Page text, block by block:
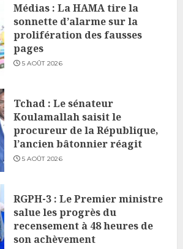
Médias : La HAMA tire la
sonnette d’alarme sur la
prolifération des fausses
pages
5 AOÛT 2026
Tchad : Le sénateur
Koulamallah saisit le
procureur de la République,
l’ancien bâtonnier réagit
5 AOÛT 2026
RGPH-3 : Le Premier ministre
salue les progrès du
recensement à 48 heures de
son achèvement